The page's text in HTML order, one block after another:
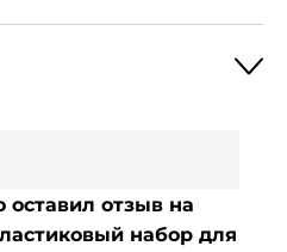
оставил отзыв на
набор для